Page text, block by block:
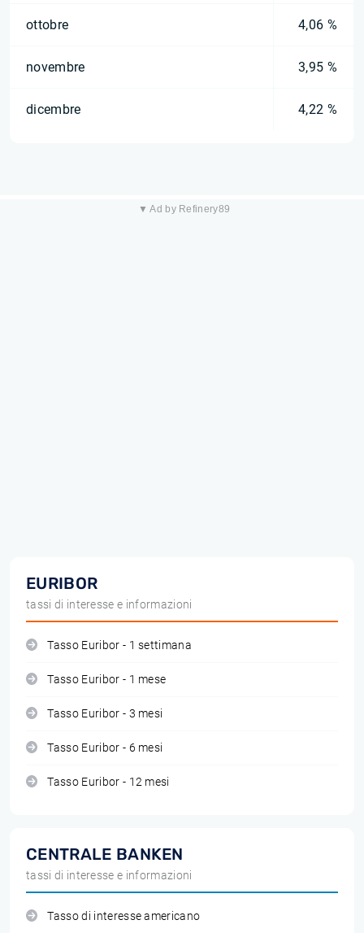
ottobre 4,06 %
novembre 3,95 %
dicembre 4,22 %
▼ Ad by Refinery89
EURIBOR
tassi di interesse e informazioni
Tasso Euribor - 1 settimana
Tasso Euribor - 1 mese
Tasso Euribor - 3 mesi
Tasso Euribor - 6 mesi
Tasso Euribor - 12 mesi
CENTRALE BANKEN
tassi di interesse e informazioni
Tasso di interesse americano